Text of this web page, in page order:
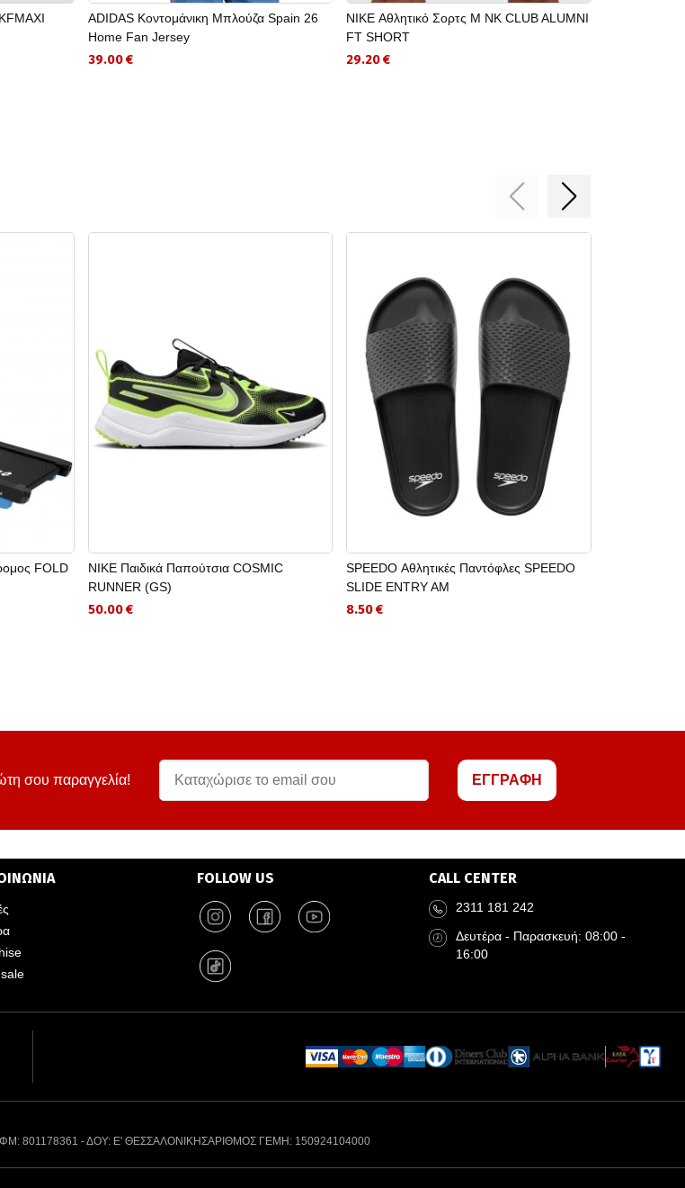
ADIDAS Κοντομάνικη Μπλούζα Spain 26
Home Fan Jersey
39.00 €
NIKE Αθλητικό Σορτς M NK CLUB ALUMNI
FT SHORT
29.20 €
FOLD
NIKE Παιδικά Παπούτσια COSMIC
RUNNER (GS)
50.00 €
SPEEDO Αθλητικές Παντόφλες SPEEDO
SLIDE ENTRY AM
8.50 €
σου παραγγελία! ΕΓΓΡΑΦΗ
FOLLOW US CALL CENTER
2311 181 242
Δευτέρα - Παρασκευή: 08:00 -
16:00
801178361 - ΔΟΥ: Ε' ΘΕΣΣΑΛΟΝΙΚΗΣΑΡΙΘΜΟΣ ΓΕΜΗ: 150924104000